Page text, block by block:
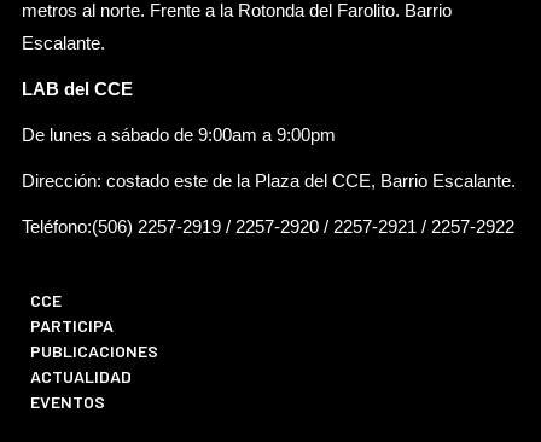
metros al norte. Frente a la Rotonda del Farolito. Barrio
Escalante.
LAB del CCE
De lunes a sábado de 9:00am a 9:00pm
Dirección: costado este de la Plaza del CCE, Barrio Escalante.
Teléfono:(506) 2257-2919 / 2257-2920 / 2257-2921 / 2257-2922
CCE
PARTICIPA
PUBLICACIONES
ACTUALIDAD
EVENTOS